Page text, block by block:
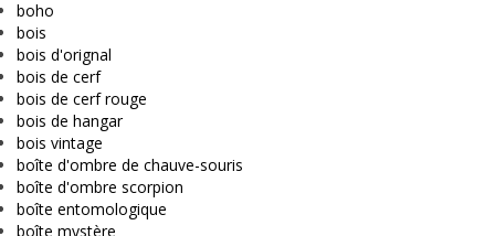
boho
bois
bois d'orignal
bois de cerf
bois de cerf rouge
bois de hangar
bois vintage
boîte d'ombre de chauve-souris
boîte d'ombre scorpion
boîte entomologique
boîte mystère